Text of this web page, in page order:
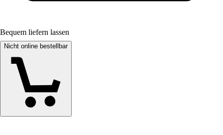
Bequem liefern lassen
Nicht online bestellbar